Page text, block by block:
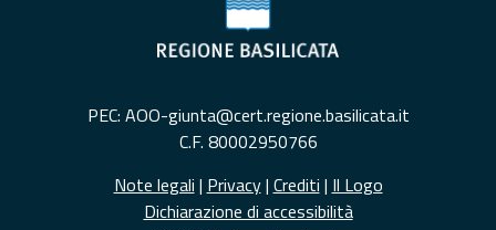
PEC: AOO-giunta@cert.regione.basilicata.it
C.F. 80002950766
Note legali | Privacy| Crediti | Il Logo
Dichiarazione di accessibilità